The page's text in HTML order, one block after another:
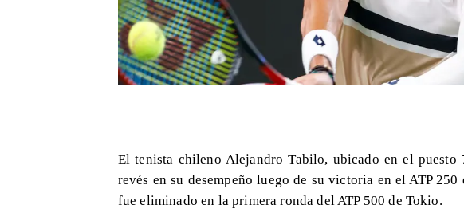
El tenista chileno Alejandro Tabilo, ubicado en el puesto
revés en su desempeño luego de su victoria en el ATP
fue eliminado en la primera ronda del ATP 500 de Tokio.